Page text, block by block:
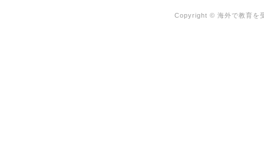
Copyright © 海外で教育を